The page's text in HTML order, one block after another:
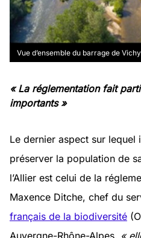
Vue d’ensemble du barrage de
« La réglementation fait
importants »
Le dernier aspect sur lequel
préserver la population de
l’Allier est celui de la
Maxence Ditche, chef du
français de la biodiversité
Auvergne-Rhône-Alpes, «